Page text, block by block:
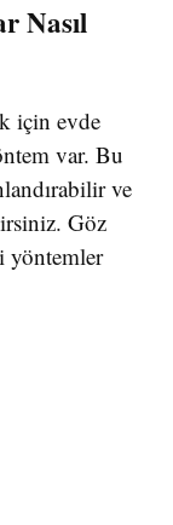
Nasıl
için evde
var. Bu
ve
Göz
yöntemler